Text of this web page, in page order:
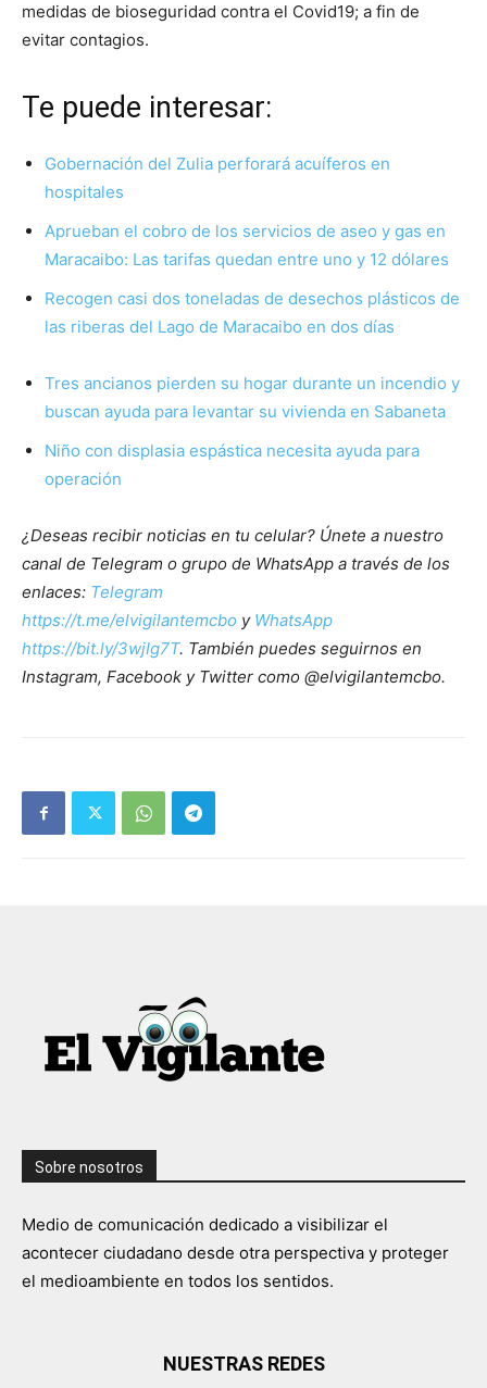
medidas de bioseguridad contra el Covid19; a fin de
evitar contagios.
Te puede interesar:
Gobernación del Zulia perforará acuíferos en
hospitales
Aprueban el cobro de los servicios de aseo y gas en
Maracaibo: Las tarifas quedan entre uno y 12 dólares
Recogen casi dos toneladas de desechos plásticos de
las riberas del Lago de Maracaibo en dos días
Tres ancianos pierden su hogar durante un incendio y
buscan ayuda para levantar su vivienda en Sabaneta
Niño con displasia espástica necesita ayuda para
operación
¿Deseas recibir noticias en tu celular? Únete a nuestro
canal de Telegram o grupo de WhatsApp a través de los
enlaces: Telegram
https://t.me/elvigilantemcbo y WhatsApp
https://bit.ly/3wjIg7T. También puedes seguirnos en
Instagram, Facebook y Twitter como @elvigilantemcbo.
Sobre nosotros
Medio de comunicación dedicado a visibilizar el
acontecer ciudadano desde otra perspectiva y proteger
el medioambiente en todos los sentidos.
NUESTRAS REDES